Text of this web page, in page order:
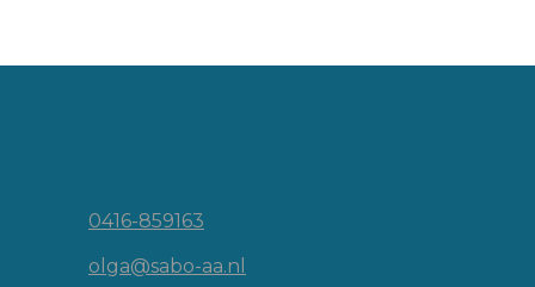
0416-859163
olga@sabo-aa.nl